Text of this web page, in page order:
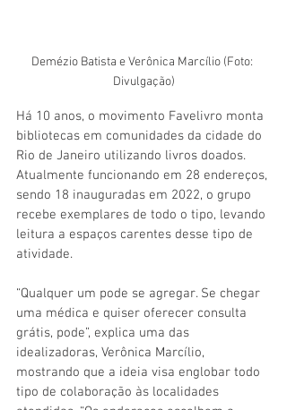
Demézio Batista e Verônica Marcílio (Foto:
Divulgação)
Há 10 anos, o movimento Favelivro monta
bibliotecas em comunidades da cidade do
Rio de Janeiro utilizando livros doados.
Atualmente funcionando em 28 endereços,
sendo 18 inauguradas em 2022, o grupo
recebe exemplares de todo o tipo, levando
leitura a espaços carentes desse tipo de
atividade.
“Qualquer um pode se agregar. Se chegar
uma médica e quiser oferecer consulta
grátis, pode”, explica uma das
idealizadoras, Verônica Marcílio,
mostrando que a ideia visa englobar todo
tipo de colaboração às localidades